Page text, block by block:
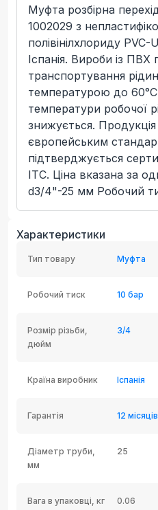
Муфта розбірна
1002029 з
полівінілхлориду
Іспанія. Вироби із ПВХ
транспортування
температурою до
температури робочої
знижується.
європейським
підтверджується
ITC. Ціна вказана за
d3/4"-25 мм Робочий
Характеристики
Тип товару Муфта
Робочий тиск 10 бар
Розмір різьби,
дюйм
3/4
Країна виробник Іспанія
Гарантія 12 місяців
Діаметр труби,
мм
25
Вага в упаковці, кг 0.06